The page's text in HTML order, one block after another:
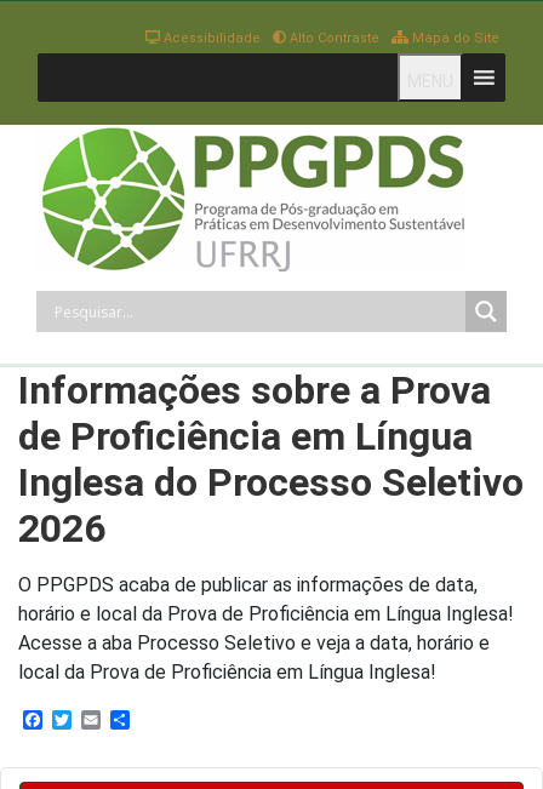
Mapa do Site
Alto Contraste
Acessibilidade
Informações sobre a Prova
de Proficiência em Língua
Inglesa do Processo Seletivo
2026
O PPGPDS acaba de publicar as informações de data,
horário e local da Prova de Proficiência em Língua Inglesa!
Acesse a aba Processo Seletivo e veja a data, horário e
local da Prova de Proficiência em Língua Inglesa!
Facebook
Twitter
Email